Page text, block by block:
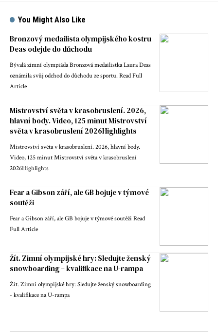
You Might Also Like
Bronzový medailista olympijského kostru
Deas odejde do důchodu
Bývalá zimní olympiáda Bronzová medailistka Laura Deas
oznámila svůj odchod do důchodu ze sportu. Read Full
Article
Mistrovství světa v krasobruslení. 2026,
hlavní body. Video, 125 minut Mistrovství
světa v krasobruslení 2026Highlights
Mistrovství světa v krasobruslení. 2026, hlavní body.
Video, 125 minut Mistrovství světa v krasobruslení
2026Highlights
Fear a Gibson září, ale GB bojuje v týmové
soutěži
Fear a Gibson září, ale GB bojuje v týmové soutěži Read
Full Article
Žít. Zimní olympijské hry: Sledujte ženský
snowboarding – kvalifikace na U-rampa
Žít. Zimní olympijské hry: Sledujte ženský snowboarding
- kvalifikace na U-rampa